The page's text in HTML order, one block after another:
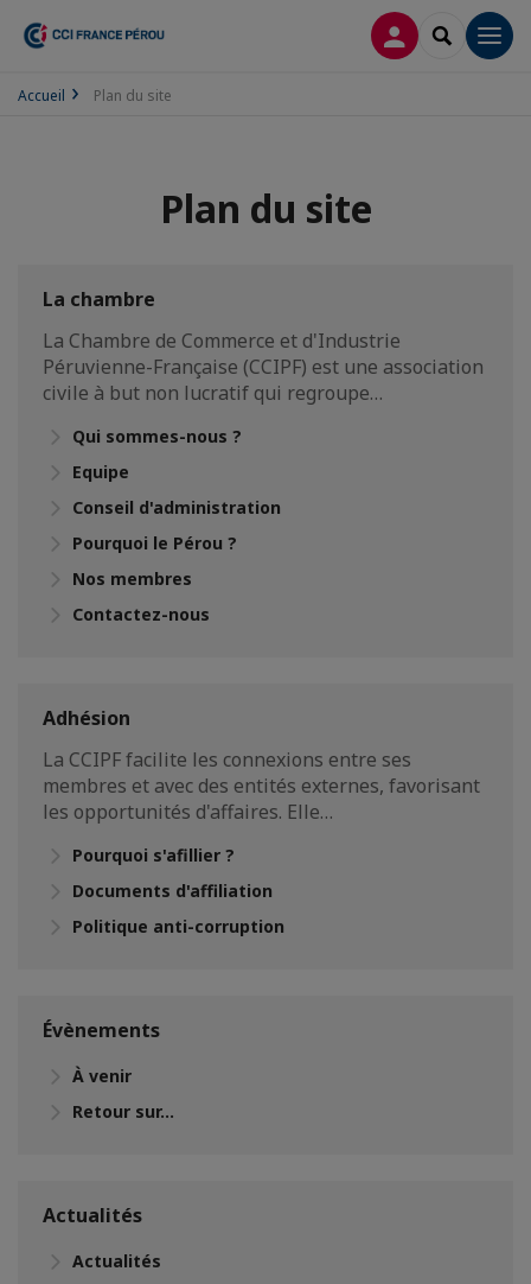
CONNEXION
Accueil Plan du site
Plan du site
La chambre
La Chambre de Commerce et d'Industrie
Péruvienne-Française (CCIPF) est une association
civile à but non lucratif qui regroupe…
Qui sommes-nous ?
Equipe
Conseil d'administration
Pourquoi le Pérou ?
Nos membres
Contactez-nous
Adhésion
La CCIPF facilite les connexions entre ses
membres et avec des entités externes, favorisant
les opportunités d'affaires. Elle…
Pourquoi s'afillier ?
Documents d'affiliation
Politique anti-corruption
Évènements
À venir
Retour sur...
Actualités
Actualités